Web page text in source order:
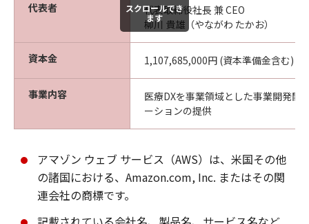
代表者
代表取締役社長 兼 CEO
柳川 貴雄（やながわ たかお）
資本金 1,107,685,000円 (資本準備金含む)
事業内容
医療DXを事業領域とした事業開発関
ーションの提供
スクロールでき
ます
アマゾン ウェブ サービス（AWS）は、米国その他
の諸国における、Amazon.com, Inc. またはその関
連会社の商標です。